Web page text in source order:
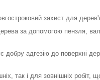
захист для
за допомогою пензля,
добру адгезію до поверхні
так і для зовнішніх